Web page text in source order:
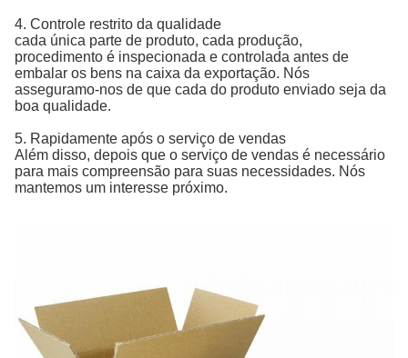
4. Controle restrito da qualidade
cada única parte de produto, cada produção,
procedimento é inspecionada e controlada antes de
embalar os bens na caixa da exportação. Nós
asseguramo-nos de que cada do produto enviado seja da
boa qualidade.
5. Rapidamente após o serviço de vendas
Além disso, depois que o serviço de vendas é necessário
para mais compreensão para suas necessidades. Nós
mantemos um interesse próximo.